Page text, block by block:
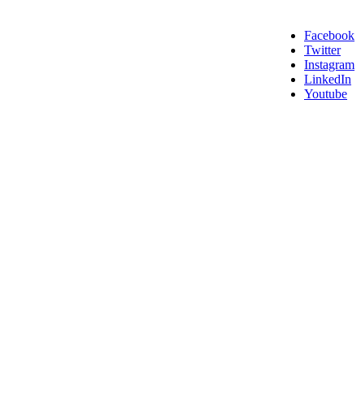
Facebook
Twitter
Instagram
LinkedIn
Youtube